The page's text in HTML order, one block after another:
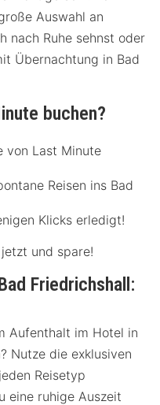
Auswahl an
nach Ruhe sehnst oder
Übernachtung in Bad
buchen?
von Last Minute
Reisen ins Bad
Klicks erledigt!
und spare!
Friedrichshall:
Aufenthalt im Hotel in
Nutze die exklusiven
Reisetyp
eine ruhige Auszeit